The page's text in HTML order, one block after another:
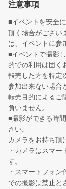
注意事項
■イベントを安全
頂く場合がござい
は、イベントに参
■イベントで撮影
的での利用は固く
転売した方を特定
参加出来ない場合
転売目的によるご
負いません。
■撮影ができる時
さい。
カメラをお持ち頂
・カメラはスマ
す。
・スマートフォ
での撮影は禁止と